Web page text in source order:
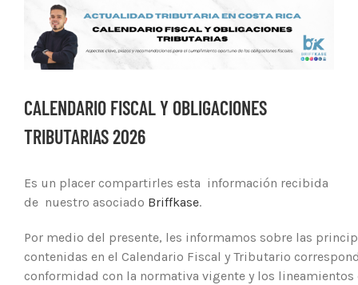
imagen
más
grande
CALENDARIO FISCAL Y OBLIGACIONES
TRIBUTARIAS 2026
Es un placer compartirles esta información recibida
de nuestro asociado Briffkase.
Por medio del presente, les informamos sobre las
contenidas en el Calendario Fiscal y Tributario
conformidad con la normativa vigente y los